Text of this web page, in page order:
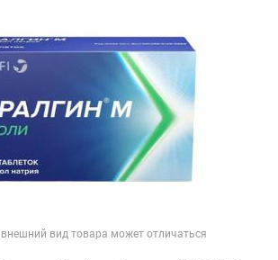
вид товара может отличаться